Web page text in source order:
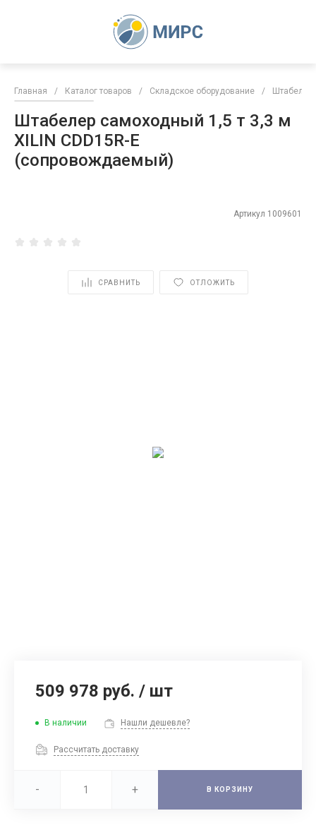
Главная / Каталог товаров / Складское оборудование /
Штабелер самоходный 1,5 т 3,3 м
XILIN CDD15R-E
(сопровождаемый)
Артикул 1009601
СРАВНИТЬ ОТЛОЖИТЬ
509 978 руб. / шт
В наличии Нашли дешевле?
Рассчитать доставку
- + В КОРЗИНУ